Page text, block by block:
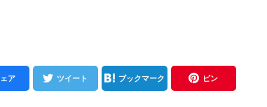
ア ツイート ブックマーク ピン